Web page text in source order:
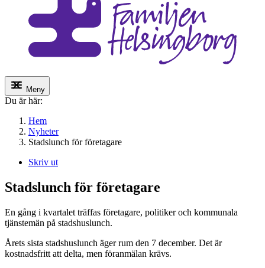
Meny
Du är här:
Hem
Nyheter
Stadslunch för företagare
Skriv ut
Stadslunch för företagare
En gång i kvartalet träffas företagare, politiker och kommunala
tjänstemän på stadshuslunch.
Årets sista stadshuslunch äger rum den 7 december. Det är
kostnadsfritt att delta, men föranmälan krävs.